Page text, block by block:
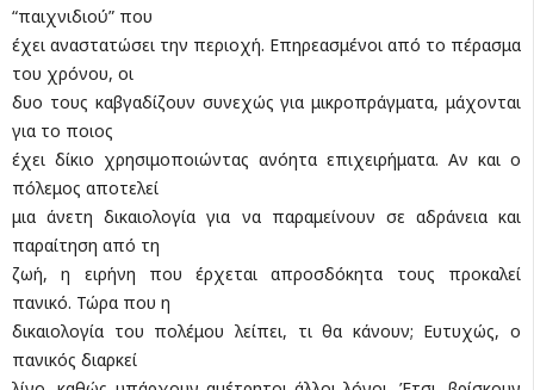
“παιχνιδιού” που
έχει αναστατώσει την περιοχή. Επηρεασμένοι από το πέρασμα
του χρόνου, οι
δυο τους καβγαδίζουν συνεχώς για μικροπράγματα, μάχονται
για το ποιος
έχει δίκιο χρησιμοποιώντας ανόητα επιχειρήματα. Αν και ο
πόλεμος αποτελεί
μια άνετη δικαιολογία για να παραμείνουν σε αδράνεια και
παραίτηση από τη
ζωή, η ειρήνη που έρχεται απροσδόκητα τους προκαλεί
πανικό. Τώρα που η
δικαιολογία του πολέμου λείπει, τι θα κάνουν; Ευτυχώς, ο
πανικός διαρκεί